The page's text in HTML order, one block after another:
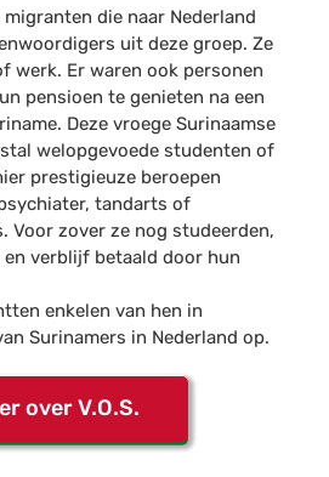
die naar Nederland
uit deze groep. Ze
werk. Er waren ook personen
pensioen te genieten na een
Deze vroege Surinaamse
welopgevoede studenten of
prestigieuze beroepen
tandarts of
Voor zover ze nog studeerden,
verblijf betaald door hun
enkelen van hen in
Surinamers in Nederland op.
over V.O.S.